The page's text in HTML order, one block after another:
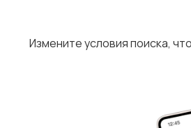
Измените условия поиска,